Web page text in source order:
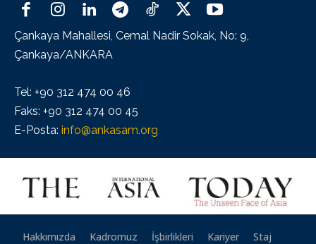
Çankaya Mahallesi, Cemal Nadir Sokak, No: 9,
Çankaya/ANKARA
Tel: +90 312 474 00 46
Faks: +90 312 474 00 45
E-Posta: info@ankasam.org
Hakkımızda Kadromuz İşbirlikleri Kariyer
Staj